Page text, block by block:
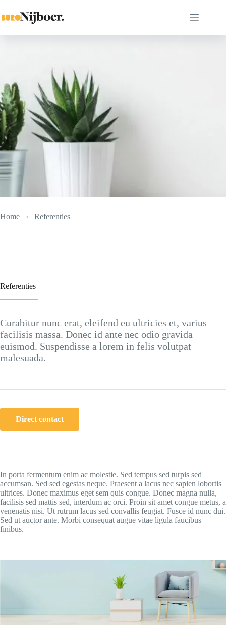
naar
de
Home › Referenties
Referenties
Curabitur nunc erat, eleifend eu ultricies et, varius
facilisis massa. Donec id ante nec odio gravida
euismod. Suspendisse a lorem in felis volutpat
malesuada.
Direct contact
In porta fermentum enim ac molestie. Sed tempus sed turpis sed
accumsan. Sed sed egestas neque. Praesent a lacus nec sapien lobortis
ultrices. Donec maximus eget sem quis congue. Donec magna nulla,
facilisis sed mattis sed, interdum ac orci. Proin sit amet congue metus, a
venenatis nisi. Ut rutrum lacus sed convallis feugiat. Fusce id nunc dui.
Sed ut auctor ante. Morbi consequat augue vitae ligula faucibus
finibus.